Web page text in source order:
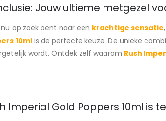
Jouw ultieme metgezel
op zoek bent naar een krachtige sensatie,
10mlis de perfecte keuze. De unieke
wordt. Ontdek zelf waarom Rush
Imperial Gold Poppers 10ml